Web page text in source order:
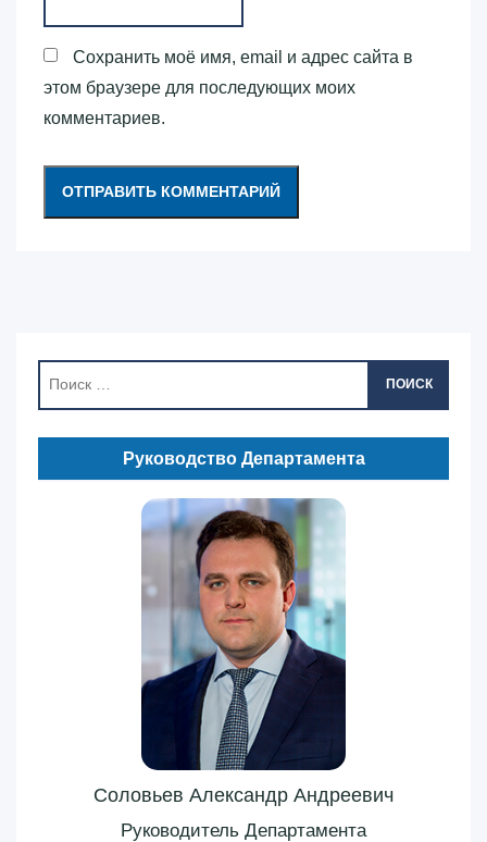
Сохранить моё имя, email и адрес сайта в
этом браузере для последующих моих
комментариев.
ПОИСК
Руководство Департамента
Соловьев Александр Андреевич
Руководитель Департамента